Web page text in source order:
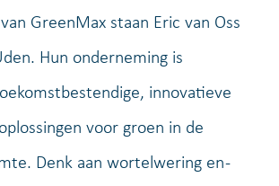
GreenMax staan Eric van Oss
Hun onderneming is
innovatieve
voor groen in de
Denk aan wortelwering en -